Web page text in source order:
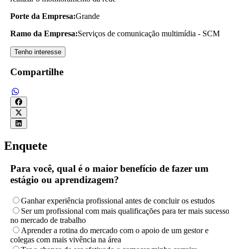
Porte da Empresa:Grande
Ramo da Empresa:Serviços de comunicação multimídia - SCM
Tenho interesse
Compartilhe
Enquete
Para você, qual é o maior benefício de fazer um
estágio ou aprendizagem?
Ganhar experiência profissional antes de concluir os estudos
Ser um profissional com mais qualificações para ter mais sucesso
no mercado de trabalho
Aprender a rotina do mercado com o apoio de um gestor e
colegas com mais vivência na área